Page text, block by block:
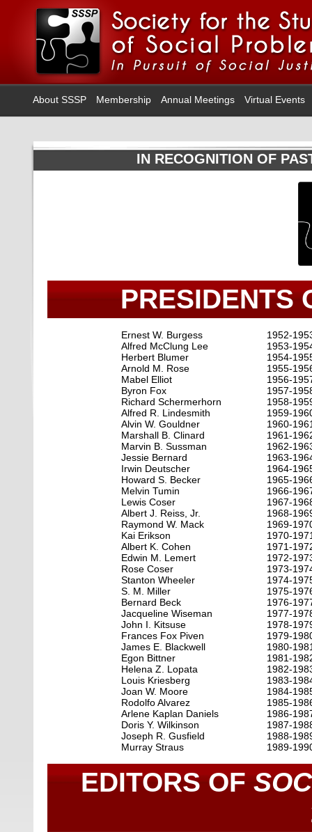
About SSSP Membership Annual Meetings Virtual Events
IN RECOGNITION OF
PRESIDENTS
Ernest W. Burgess
1952-
Alfred McClung Lee
1953-
Herbert Blumer
1954-
Arnold M. Rose
1955-
Mabel Elliot
1956-
Byron Fox
1957-
Richard Schermerhorn
1958-
Alfred R. Lindesmith
1959-
Alvin W. Gouldner
1960-
Marshall B. Clinard
1961-
Marvin B. Sussman
1962-
Jessie Bernard
1963-
Irwin Deutscher
1964-
Howard S. Becker
1965-
Melvin Tumin
1966-
Lewis Coser
1967-
Albert J. Reiss, Jr.
1968-
Raymond W. Mack
1969-
Kai Erikson
1970-
Albert K. Cohen
1971-
Edwin M. Lemert
1972-
Rose Coser
1973-
Stanton Wheeler
1974-
S. M. Miller
1975-
Bernard Beck
1976-
Jacqueline Wiseman
1977-
John I. Kitsuse
1978-
Frances Fox Piven
1979-
James E. Blackwell
1980-
Egon Bittner
1981-
Helena Z. Lopata
1982-
Louis Kriesberg
1983-
Joan W. Moore
1984-
Rodolfo Alvarez
1985-
Arlene Kaplan Daniels
1986-
Doris Y. Wilkinson
1987-
Joseph R. Gusfield
1988-
Murray Straus
1989-
EDITORS OF